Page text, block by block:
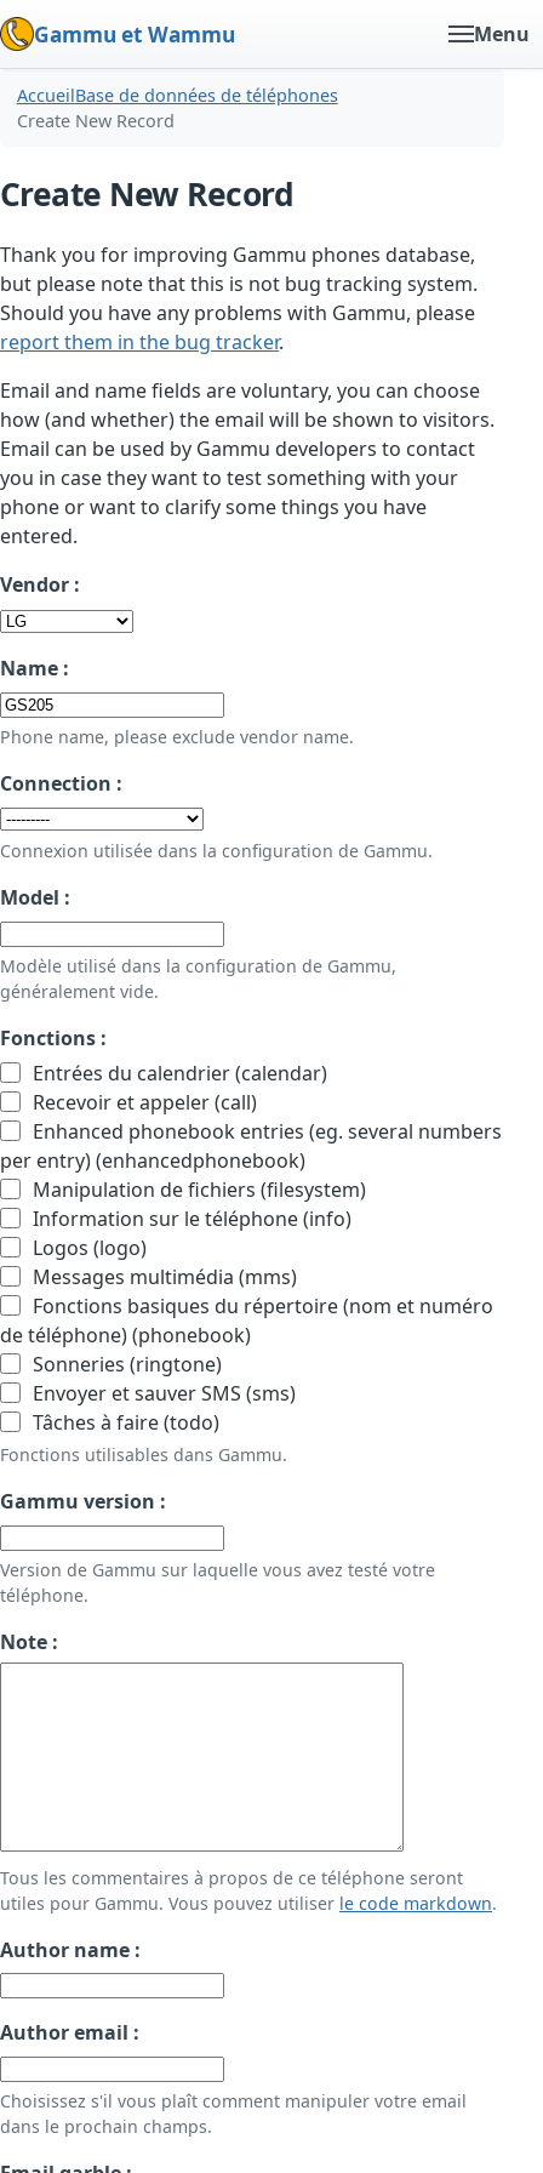
Gammu et Wammu Menu
AccueilBase de données de téléphones
Create New Record
Create New Record
Thank you for improving Gammu phones database,
but please note that this is not bug tracking system.
Should you have any problems with Gammu, please
report them in the bug tracker.
Email and name fields are voluntary, you can choose
how (and whether) the email will be shown to visitors.
Email can be used by Gammu developers to contact
you in case they want to test something with your
phone or want to clarify some things you have
entered.
Vendor :
Name :
Phone name, please exclude vendor name.
Connection :
Connexion utilisée dans la configuration de Gammu.
Model :
Modèle utilisé dans la configuration de Gammu,
généralement vide.
Fonctions :
Entrées du calendrier (calendar)
Recevoir et appeler (call)
Enhanced phonebook entries (eg. several numbers
per entry) (enhancedphonebook)
Manipulation de fichiers (filesystem)
Information sur le téléphone (info)
Logos (logo)
Messages multimédia (mms)
Fonctions basiques du répertoire (nom et numéro
de téléphone) (phonebook)
Sonneries (ringtone)
Envoyer et sauver SMS (sms)
Tâches à faire (todo)
Fonctions utilisables dans Gammu.
Gammu version :
Version de Gammu sur laquelle vous avez testé votre
téléphone.
Note :
Tous les commentaires à propos de ce téléphone seront
utiles pour Gammu. Vous pouvez utiliser le code markdown.
Author name :
Author email :
Choisissez s'il vous plaît comment manipuler votre email
dans le prochain champs.